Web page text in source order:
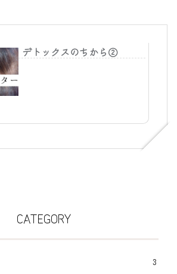
デトックスのちから②
CATEGORY
3